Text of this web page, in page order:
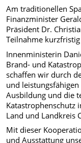
Am traditionellen
Finanzminister
Präsident Dr.
Teilnahme kurzfristig
Innenministerin
Brand- und
schaffen wir durch
und
Ausbildung und die
Katastrophenschutz
Land und Landkreis
Mit dieser
und Ausstattung